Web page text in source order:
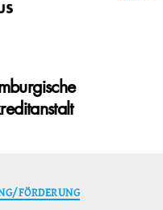
FÖRDERUNG